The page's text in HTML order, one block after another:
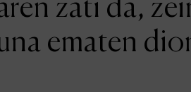
ematen